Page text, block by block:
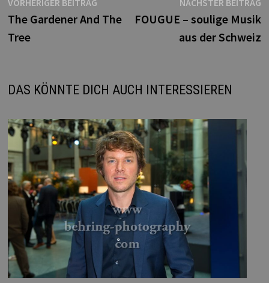
Beitragsnavigation
VORHERIGER BEITRAG
Beitrag:
The Gardener And The
Tree
NÄCHSTER BEITRAG
FOUGUE – soulige Musik
aus der Schweiz
DAS KÖNNTE DICH AUCH INTERESSIEREN